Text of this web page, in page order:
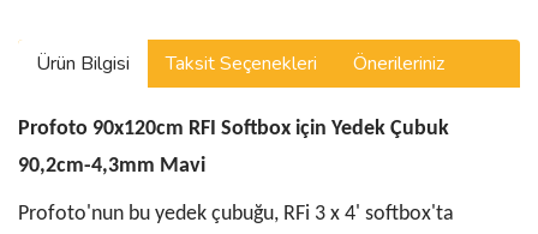
Ürün Bilgisi Taksit Seçenekleri Önerileriniz
Profoto 90x120cm RFI Softbox için Yedek Çubuk
90,2cm-4,3mm Mavi
Profoto'nun bu yedek çubuğu, RFi 3 x 4' softbox'ta